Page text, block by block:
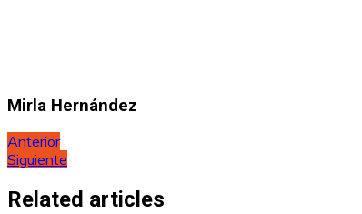
Mirla Hernández
Navegación
de
entradas
Anterior
Siguiente
Related articles